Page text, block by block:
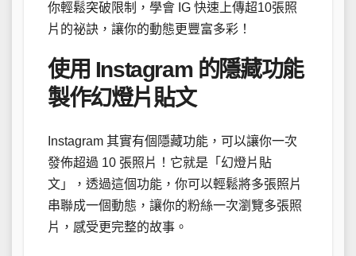
你輕鬆突破限制，學會 IG 快速上傳超10張照
片的祕訣，讓你的動態更豐富多彩！
使用 Instagram 的隱藏功能
製作幻燈片貼文
Instagram 其實有個隱藏功能，可以讓你一次
發佈超過 10 張照片！它就是「幻燈片貼
文」，透過這個功能，你可以輕鬆將多張照片
串聯成一個動態，讓你的粉絲一次瀏覽多張照
片，感受更完整的故事。